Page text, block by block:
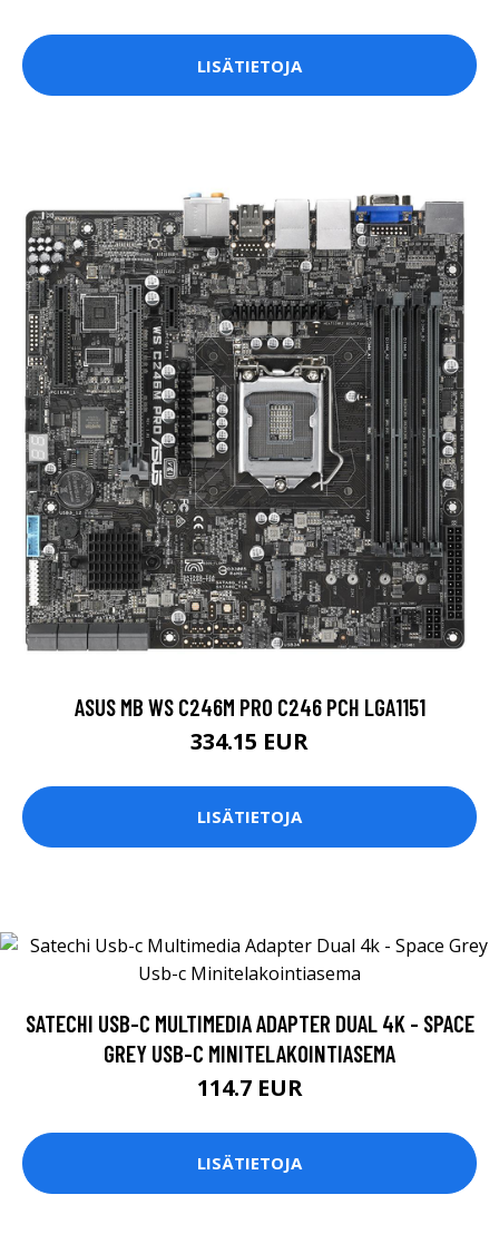
LISÄTIETOJA
ASUS MB WS C246M PRO C246 PCH LGA1151
334.15 EUR
LISÄTIETOJA
SATECHI USB-C MULTIMEDIA ADAPTER DUAL 4K - SPACE
GREY USB-C MINITELAKOINTIASEMA
114.7 EUR
LISÄTIETOJA